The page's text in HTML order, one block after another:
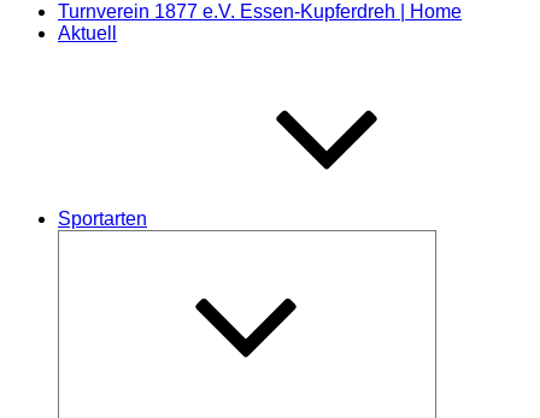
Turnverein 1877 e.V. Essen-Kupferdreh | Home
Aktuell
Sportarten